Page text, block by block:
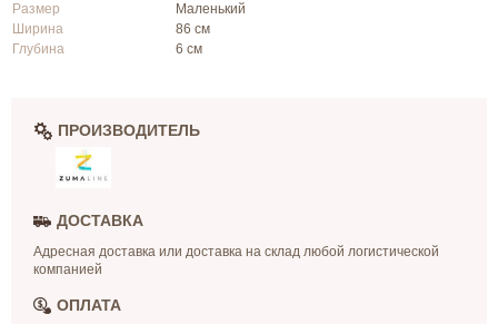
Размер
Маленький
Ширина
86 см
Глубина
6 см
ПРОИЗВОДИТЕЛЬ
ДОСТАВКА
Адресная доставка или доставка на склад любой логистической
компанией
ОПЛАТА